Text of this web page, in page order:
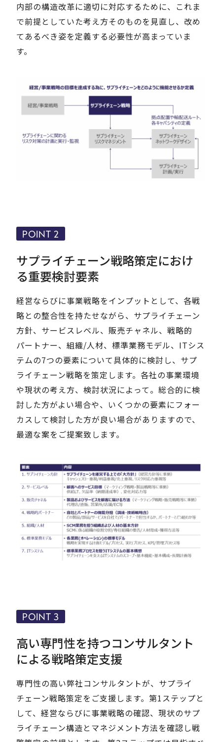
内部の構造改革に適切に対応するために、これま
で前提としていた考え方そのものを見直し、改め
てあるべき姿を定義する必要性が高まっていま
す。
サプライチェーン戦略策定におけ
る重要検討要素
POINT 2
経営ならびに事業戦略をインプットとして、各戦
略との整合性を持たせながら、サプライチェーン
方針、サービスレベル、販売チャネル、戦略的
パートナー、組織/人材、標準業務モデル、ITシス
テムの7つの要素について具体的に検討し、サプ
ライチェーン戦略を策定します。各社の事業環境
や現状の考え方、検討状況によって。総合的に検
討した方がよい場合や、いくつかの要素にフォー
カスして検討した方が良い場合がありますので、
最適な案をご提案致します。
高い専門性を持つコンサルタント
による戦略策定支援
POINT 3
専門性の高い弊社コンサルタントが、サプライ
チェーン戦略策定をご支援します。第1ステップと
して、経営ならびに事業戦略の確認、現状のサプ
ライチェーン構造とマネジメント方法を確認し戦